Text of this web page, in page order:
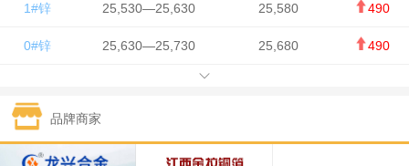
1#锌 25,530—25,630 25,580 490
0#锌 25,630—25,730 25,680 490
1#锡 434,750—436,750
1#镍 131,200—132,400
品牌商家